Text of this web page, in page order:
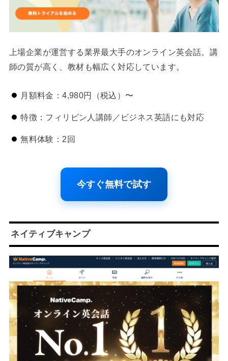
上場企業が運営する業界最大手のオンライン英会話。講
師の質が高く、教材も幅広く対応しています。
月額料金：4,980円（税込）〜
特徴：フィリピン人講師／ビジネス英語にも対応
無料体験：2回
今すぐ無料で試す
ネイティブキャンプ